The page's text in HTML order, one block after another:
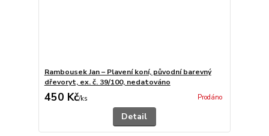
Rambousek Jan – Plavení koní, původní barevný
dřevoryt, ex. č. 39/100, nedatováno
450 Kč/ks Prodáno
Detail